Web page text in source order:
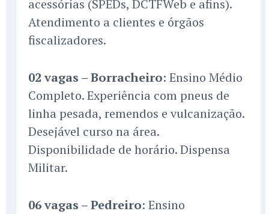
acessórias (SPEDs, DCTFWeb e afins).
Atendimento a clientes e órgãos
fiscalizadores.
02 vagas – Borracheiro: Ensino Médio
Completo. Experiência com pneus de
linha pesada, remendos e vulcanização.
Desejável curso na área.
Disponibilidade de horário. Dispensa
Militar.
06 vagas – Pedreiro: Ensino